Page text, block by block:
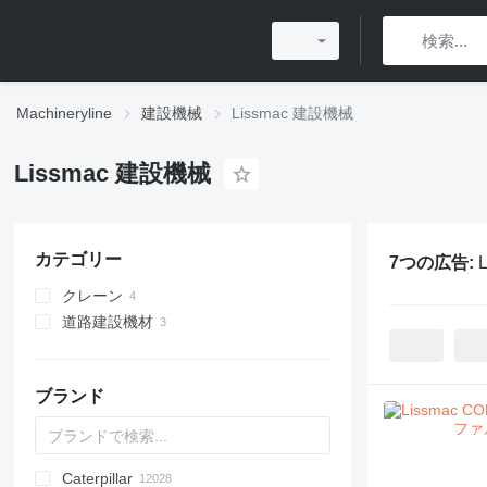
Machineryline 建設機械 Lissmac 建設機械
Lissmac 建設機械
カテゴリー
クレーン
ミニクレーン
道路建設機材
ブランド
Titan
AL
SP
AX
X-Series
AFW
HD
FlexiROC
1304
400 - series
BC
BG
BB
TW
553
GSH
Leonardo
AHK
K-series
CK
3.5
B-series
450
Caterpillar
7つの広告: